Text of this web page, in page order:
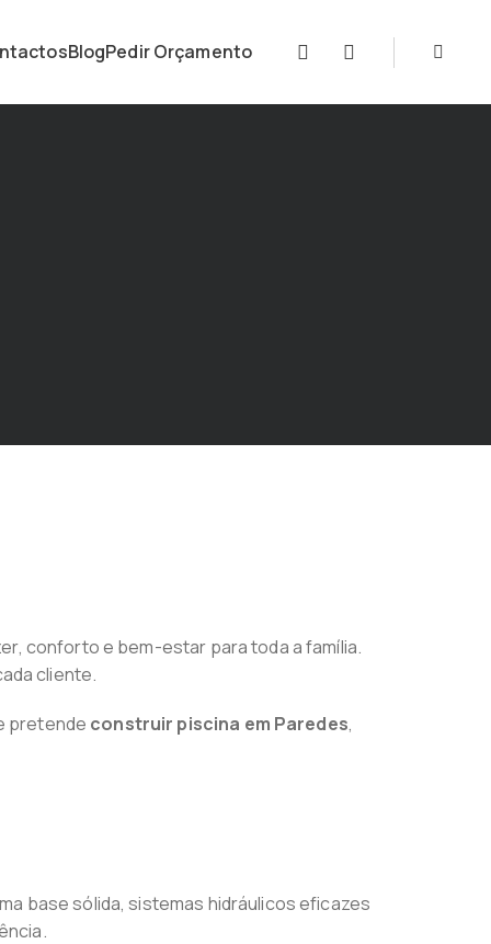
BlogPedir Orçamento
conforto e bem-estar para toda a família.
cliente.
pretende construir piscina em Paredes,
base sólida, sistemas hidráulicos eficazes